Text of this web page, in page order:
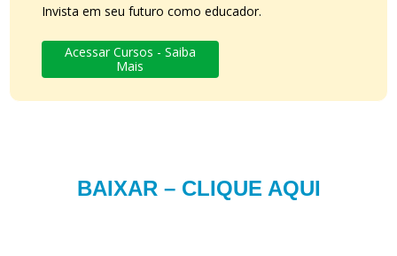
Invista em seu futuro como educador.
Acessar Cursos - Saiba
Mais
BAIXAR – CLIQUE AQUI